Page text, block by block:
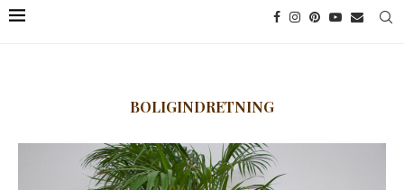
BOLIGINDRETNING